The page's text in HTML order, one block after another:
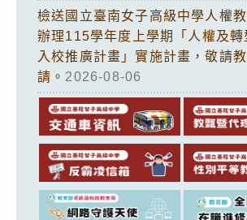
檢送國立臺南女子高級中學人權
辦理115學年度上學期「人權及轉
入校推廣計畫」實施計畫，敬請
請。 2026-08-06